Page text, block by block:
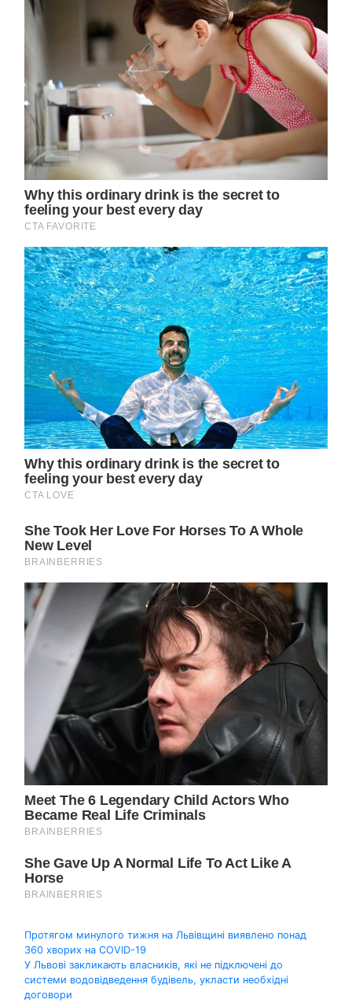
Навігація
записів
Протягом минулого тижня на Львівщині виявлено понад
360 хворих на COVID-19
У Львові закликають власників, які не підключені до
системи водовідведення будівель, укласти необхідні
договори